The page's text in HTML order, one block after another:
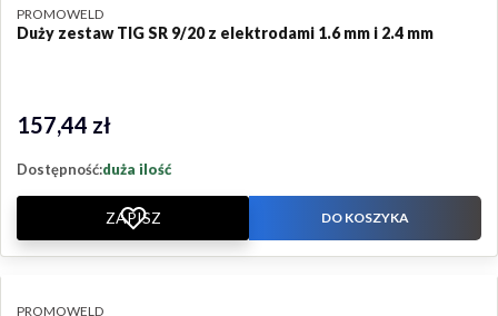
Duży zestaw TIG SR 9/20 z elektrodami 1.6 mm i 2.4 mm
PRODUCENT
PROMOWELD
Cena
157,44 zł
Dostępność:duża ilość
ZAPISZ DO KOSZYKA
PRODUCENT
PROMOWELD